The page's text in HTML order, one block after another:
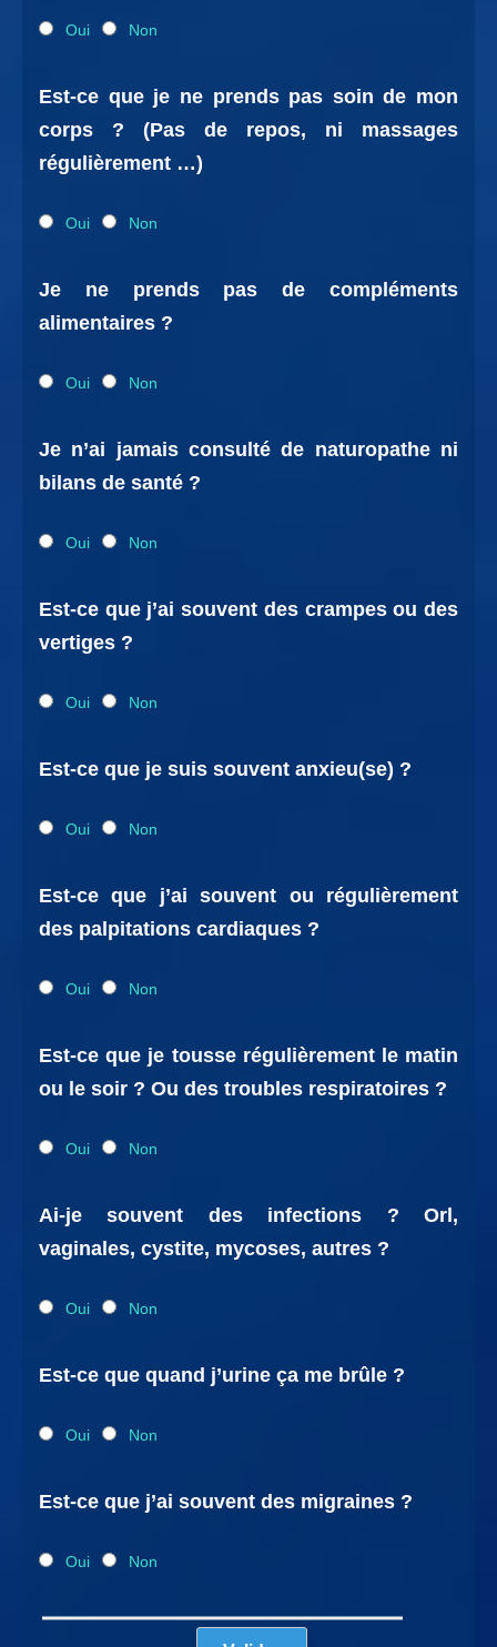
Oui Non
Est-ce que je ne prends pas soin de mon
corps ? (Pas de repos, ni massages
régulièrement …)
Oui Non
Je ne prends pas de compléments
alimentaires ?
Oui Non
Je n’ai jamais consulté de naturopathe ni
bilans de santé ?
Oui Non
Est-ce que j’ai souvent des crampes ou des
vertiges ?
Oui Non
Est-ce que je suis souvent anxieu(se) ?
Oui Non
Est-ce que j’ai souvent ou régulièrement
des palpitations cardiaques ?
Oui Non
Est-ce que je tousse régulièrement le matin
ou le soir ? Ou des troubles respiratoires ?
Oui Non
Ai-je souvent des infections ? Orl,
vaginales, cystite, mycoses, autres ?
Oui Non
Est-ce que quand j’urine ça me brûle ?
Oui Non
Est-ce que j’ai souvent des migraines ?
Oui Non